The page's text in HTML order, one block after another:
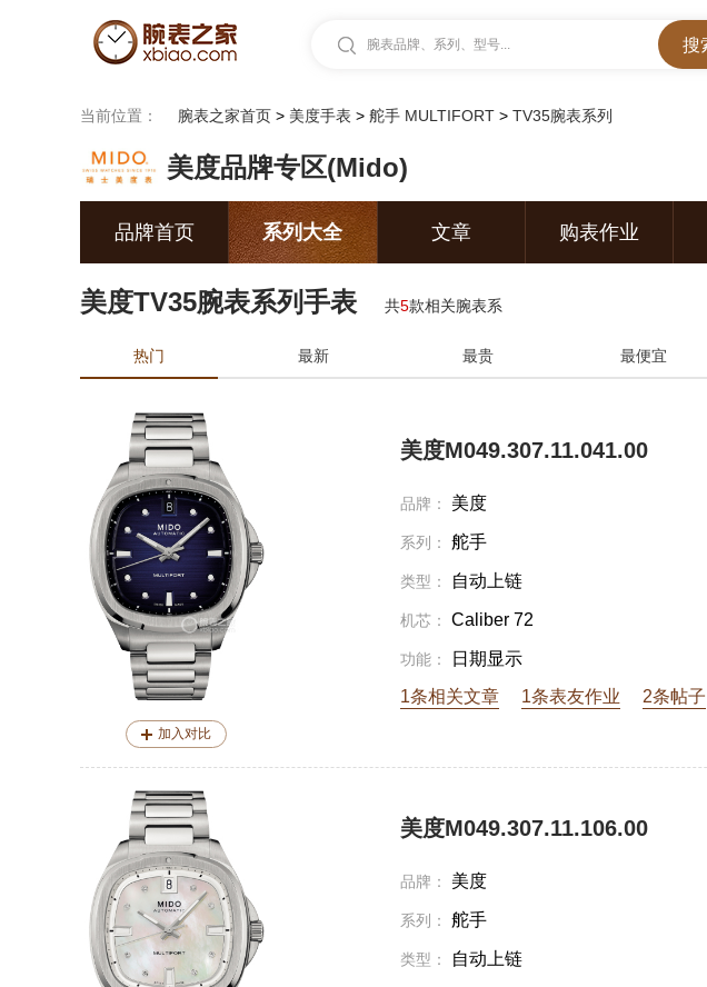
腕表品牌、系列、型号...
当前位置： 腕表之家首页 > 美度手表 > 舵手 MULTIFORT > TV35腕表系列
美度品牌专区(Mido)
品牌首页 系列大全 文章 购表作业
美度TV35腕表系列手表 共5款相关腕表系
热门 最新 最贵 最便宜
加入对比
美度M049.307.11.041.00
品牌： 美度
系列： 舵手
类型： 自动上链
机芯： Caliber 72
功能： 日期显示
1条相关文章
1条表友作业 2条帖子
美度M049.307.11.106.00
品牌： 美度
系列： 舵手
类型： 自动上链